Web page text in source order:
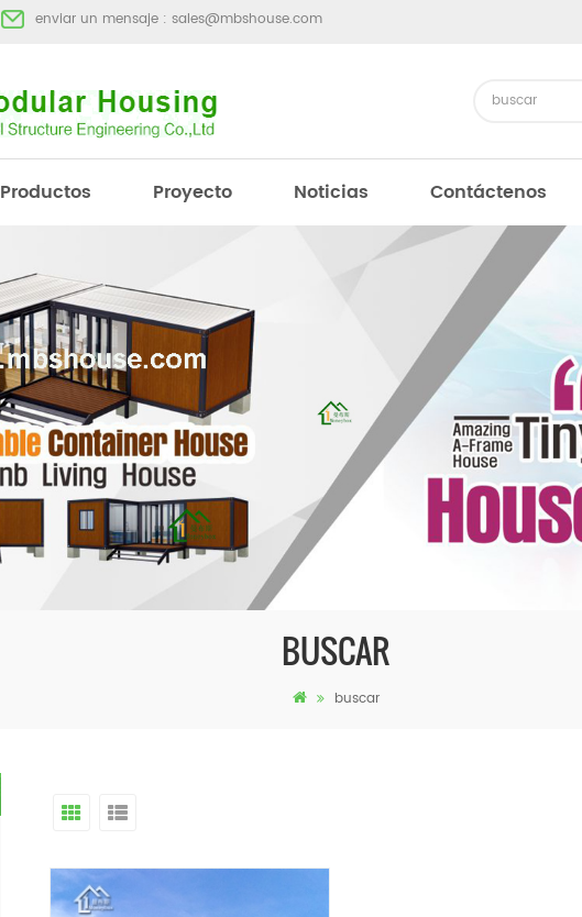
enviar un mensaje : sales@mbshouse.com
Productos Proyecto Noticias Contáctenos
BUSCAR
buscar